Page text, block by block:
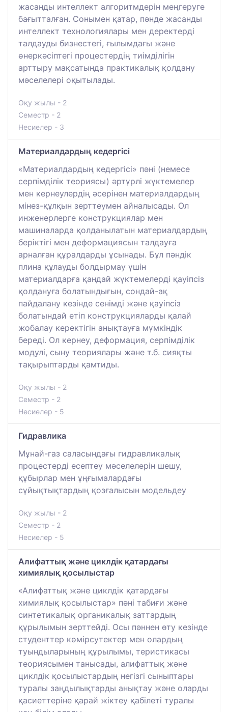
жасанды интеллект алгоритмдерін меңгеруге
бағытталған. Сонымен қатар, пәнде жасанды
интеллект технологиялары мен деректерді
талдауды бизнестегі, ғылымдағы және
өнеркәсіптегі процестердің тиімділігін
арттыру мақсатында практикалық қолдану
мәселелері оқытылады.
Оқу жылы - 2
Семестр - 2
Несиелер - 3
Материалдардың кедергісі
«Материалдардың кедергісі» пәні (немесе
серпімділік теориясы) әртүрлі жүктемелер
мен кернеулердің әсерінен материалдардың
мінез-құлқын зерттеумен айналысады. Ол
инженерлерге конструкциялар мен
машиналарда қолданылатын материалдардың
беріктігі мен деформациясын талдауға
арналған құралдарды ұсынады. Бұл пәндік
плина құлауды болдырмау үшін
материалдарға қандай жүктемелерді қауіпсіз
қолдануға болатындығын, сондай-ақ
пайдалану кезінде сенімді және қауіпсіз
болатындай етіп конструкцияларды қалай
жобалау керектігін анықтауға мүмкіндік
береді. Ол кернеу, деформация, серпімділік
модулі, сыну теориялары және т.б. сияқты
тақырыптарды қамтиды.
Оқу жылы - 2
Семестр - 2
Несиелер - 5
Гидравлика
Мұнай-газ саласындағы гидравликалық
процестерді есептеу мәселелерін шешу,
құбырлар мен ұңғымалардағы
сұйықтықтардың қозғалысын модельдеу
Оқу жылы - 2
Семестр - 2
Несиелер - 5
Алифаттық және циклдік қатардағы
химиялық қосылыстар
«Алифаттық және циклдік қатардағы
химиялық қосылыстар» пәні табиғи және
синтетикалық органикалық заттардың
құрылымын зерттейді. Осы пәннен өту кезінде
студенттер көмірсутектер мен олардың
туындыларының құрылымы, теристикасы
теориясымен танысады, алифаттық және
циклдік қосылыстардың негізгі сыныптары
туралы заңдылықтарды анықтау және оларды
қасиеттеріне қарай жіктеу қабілеті туралы